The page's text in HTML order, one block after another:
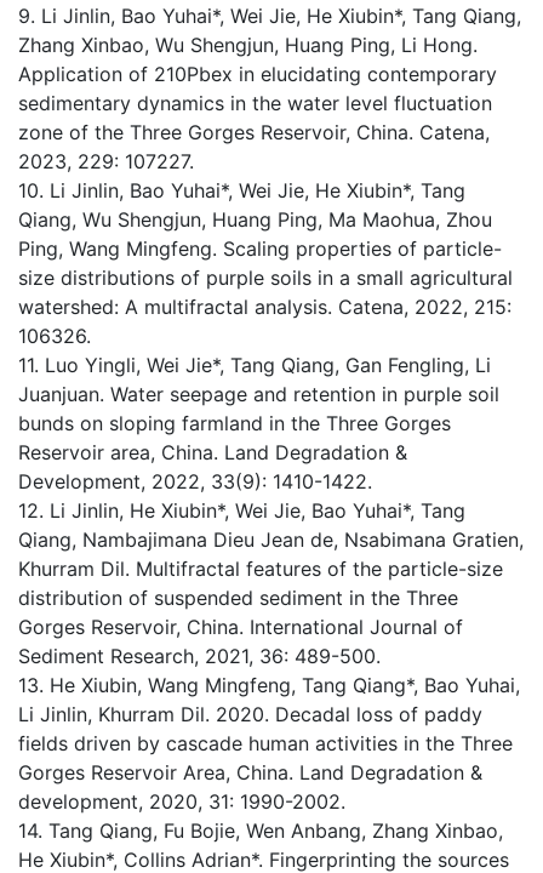
9. Li Jinlin, Bao Yuhai*, Wei Jie, He Xiubin*, Tang Qiang,
Zhang Xinbao, Wu Shengjun, Huang Ping, Li Hong.
Application of 210Pbex in elucidating contemporary
sedimentary dynamics in the water level fluctuation
zone of the Three Gorges Reservoir, China. Catena,
2023, 229: 107227.
10. Li Jinlin, Bao Yuhai*, Wei Jie, He Xiubin*, Tang
Qiang, Wu Shengjun, Huang Ping, Ma Maohua, Zhou
Ping, Wang Mingfeng. Scaling properties of particle-
size distributions of purple soils in a small agricultural
watershed: A multifractal analysis. Catena, 2022, 215:
106326.
11. Luo Yingli, Wei Jie*, Tang Qiang, Gan Fengling, Li
Juanjuan. Water seepage and retention in purple soil
bunds on sloping farmland in the Three Gorges
Reservoir area, China. Land Degradation &
Development, 2022, 33(9): 1410-1422.
12. Li Jinlin, He Xiubin*, Wei Jie, Bao Yuhai*, Tang
Qiang, Nambajimana Dieu Jean de, Nsabimana Gratien,
Khurram Dil. Multifractal features of the particle-size
distribution of suspended sediment in the Three
Gorges Reservoir, China. International Journal of
Sediment Research, 2021, 36: 489-500.
13. He Xiubin, Wang Mingfeng, Tang Qiang*, Bao Yuhai,
Li Jinlin, Khurram Dil. 2020. Decadal loss of paddy
fields driven by cascade human activities in the Three
Gorges Reservoir Area, China. Land Degradation &
development, 2020, 31: 1990-2002.
14. Tang Qiang, Fu Bojie, Wen Anbang, Zhang Xinbao,
He Xiubin*, Collins Adrian*. Fingerprinting the sources